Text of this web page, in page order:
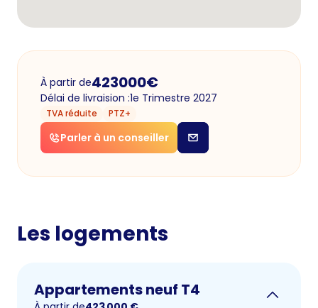
À partir de423000€
Délai de livraision :1e Trimestre 2027
TVA réduite PTZ+
Parler à un conseiller
Les logements
Appartements neuf T4